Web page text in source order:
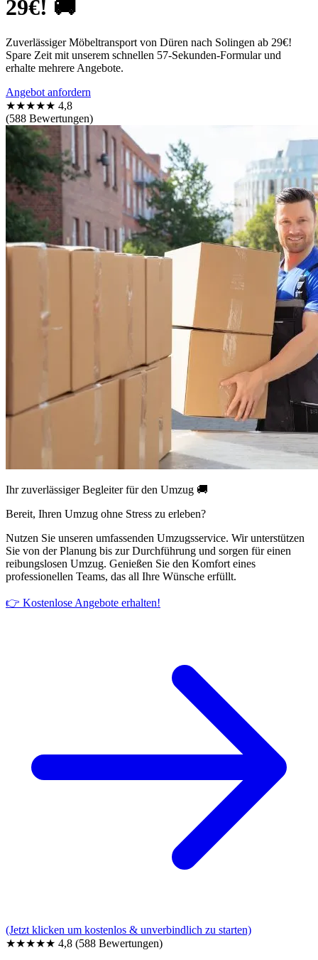
29€! 🚚
Zuverlässiger Möbeltransport von Düren nach Solingen ab 29€!
Spare Zeit mit unserem schnellen 57-Sekunden-Formular und
erhalte mehrere Angebote.
Angebot anfordern
★★★★★ 4,8
(588 Bewertungen)
Ihr zuverlässiger Begleiter für den Umzug 🚚
Bereit, Ihren Umzug ohne Stress zu erleben?
Nutzen Sie unseren umfassenden Umzugsservice. Wir unterstützen
Sie von der Planung bis zur Durchführung und sorgen für einen
reibungslosen Umzug. Genießen Sie den Komfort eines
professionellen Teams, das all Ihre Wünsche erfüllt.
👉 Kostenlose Angebote erhalten!
(Jetzt klicken um kostenlos & unverbindlich zu starten)
★★★★★ 4,8 (588 Bewertungen)